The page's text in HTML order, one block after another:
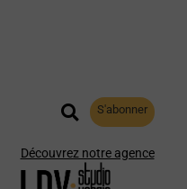
S'abonner
Découvrez notre agence